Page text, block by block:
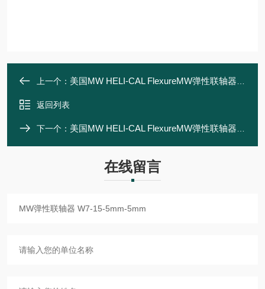
上一个： 美国MW HELI-CAL FlexureMW弹性联轴器 W7C-15-3mm-5mm
返回列表
下一个： 美国MW HELI-CAL FlexureMW弹性联轴器 W7C-15-4mm-5mm
在线留言